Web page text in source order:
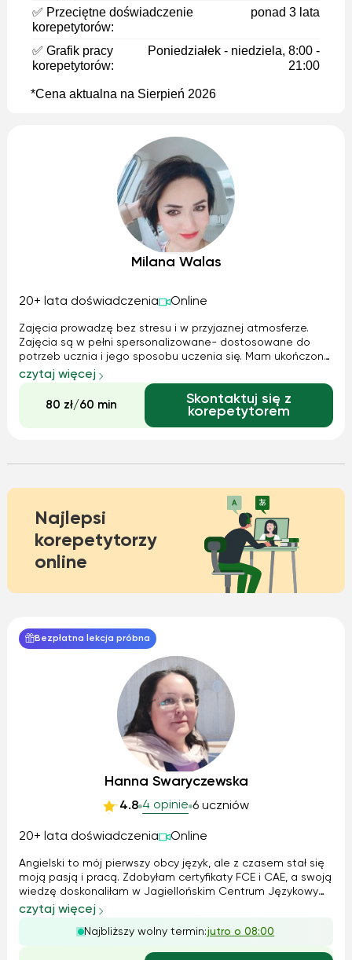
✅ Przeciętne doświadczenie
korepetytorów:
ponad 3 lata
✅ Grafik pracy
korepetytorów:
Poniedziałek - niedziela, 8:00 -
21:00
*Cena aktualna na Sierpień 2026
Milana Walas
20+ lata doświadczenia Online
Zajęcia prowadzę bez stresu i w przyjaznej atmosferze.
Zajęcia są w pełni spersonalizowane- dostosowane do
potrzeb ucznia i jego sposobu uczenia się. Mam ukończone
studia podyplomowe z zakresu tłumaczeń. Uczę od 20 lat-
zarówno dzieci, jak i dorosłych. Mam doświadczenie w
pracy ze studentami. Prowad...
czytaj więcej
80 zł/60 min
Skontaktuj się z
korepetytorem
Najlepsi
korepetytorzy
online
Bezpłatna lekcja próbna
Hanna Swaryczewska
4.8 4 opinie 6 uczniów
20+ lata doświadczenia Online
Angielski to mój pierwszy obcy język, ale z czasem stał się
moją pasją i pracą. Zdobyłam certyfikaty FCE i CAE, a swoją
wiedzę doskonaliłam w Jagiellońskim Centrum Językowym.
Pracowałam zarówno z dziećmi, jak i dorosłymi – od zajęć
indywidualnych po kursy dla korporacji. W nauczaniu łączę
metodę Cal...
czytaj więcej
Najbliższy wolny termin:jutro o 08:00